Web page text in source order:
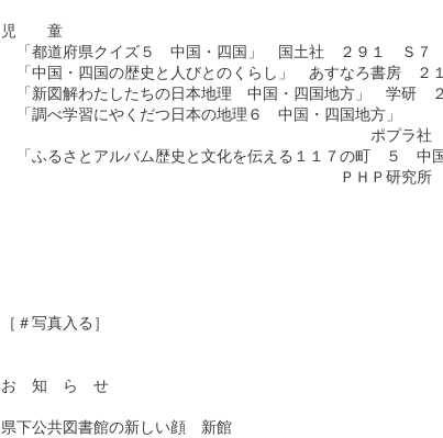
児　　童
「都道府県クイズ５　中国・四国」　国土社　２９１　Ｓ７
「中国・四国の歴史と人びとのくらし」　あすなろ書房　２
「新図解わたしたちの日本地理　中国・四国地方」　学研　
「調べ学習にやくだつ日本の地理６　中国・四国地方」
ポプラ社　２９１　Ｓ
「ふるさとアルバム歴史と文化を伝える１１７の町　５　中
ＰＨＰ研究所　２１０　Ｒ
［＃写真入る］
お　知　ら　せ
県下公共図書館の新しい顔　新館